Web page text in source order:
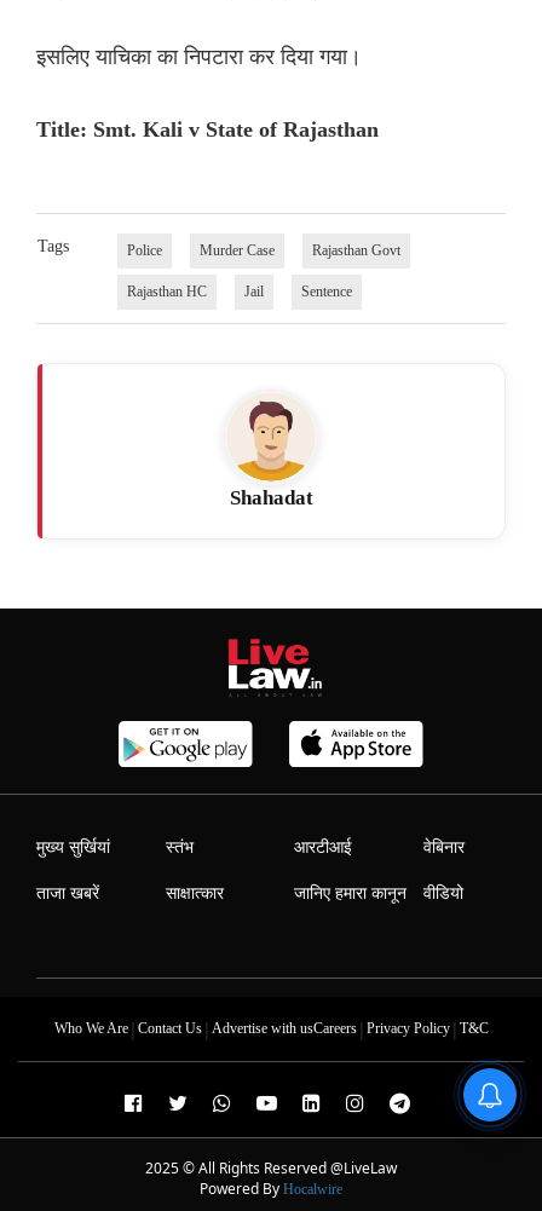
इसलिए याचिका का निपटारा कर दिया गया।
Title: Smt. Kali v State of Rajasthan
Tags Police Murder Case Rajasthan Govt
Rajasthan HC Jail Sentence
Shahadat
मुख्य सुर्खियां
ताजा खबरें
स्तंभ
साक्षात्कार
आरटीआई
जानिए हमारा कानून
वेबिनार
वीडियो
Who We Are| Contact Us| Advertise with usCareers| Privacy Policy| T&C
2025 © All Rights Reserved @LiveLaw
Powered By Hocalwire